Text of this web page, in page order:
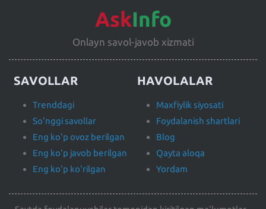
AskInfo
Onlayn savol-javob xizmati
SAVOLLAR
Trenddagi
So'nggi savollar
Eng ko'p ovoz berilgan
Eng ko'p javob berilgan
Eng ko'p ko'rilgan
HAVOLALAR
Maxfiylik siyosati
Foydalanish shartlari
Blog
Qayta aloqa
Yordam